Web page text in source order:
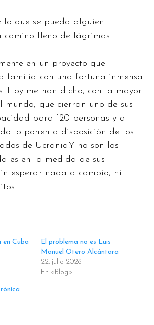
lo que se pueda alguien
camino lleno de lágrimas.
en un proyecto que
familia con una fortuna inmensa
Hoy me han dicho, con la mayor
que cierran uno de sus
para 120 personas y a
lo ponen a disposición de los
de Ucrania.Y no son los
es en la medida de sus
esperar nada a cambio, ni
en Cuba
El problema no es Luis
Manuel Otero Alcántara
22. julio 2026
En «Blog»